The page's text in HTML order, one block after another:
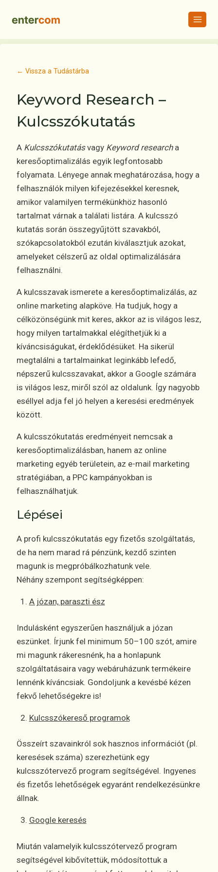
← Vissza a Tudástárba
Keyword Research –
Kulcsszókutatás
A Kulcsszókutatásvagy Keyword researcha
keresőoptimalizálás egyik legfontosabb
folyamata. Lényege annak meghatározása, hogy a
felhasználók milyen kifejezésekkel keresnek,
amikor valamilyen termékünkhöz hasonló
tartalmat várnak a találati listára. A kulcsszó
kutatás során összegyűjtött szavakból,
szókapcsolatokból ezután kiválasztjuk azokat,
amelyeket célszerű az oldal optimalizálására
felhasználni.
A kulcsszavak ismerete a keresőoptimalizálás, az
online marketing alapköve. Ha tudjuk, hogy a
célközönségünk mit keres, akkor az is világos lesz,
hogy milyen tartalmakkal elégíthetjük ki a
kíváncsiságukat, érdeklődésüket. Ha sikerül
megtalálni a tartalmainkat leginkább lefedő,
népszerű kulcsszavakat, akkor a Google számára
is világos lesz, miről szól az oldalunk. Így nagyobb
eséllyel adja fel jó helyen a keresési eredmények
között.
A kulcsszókutatás eredményeit nemcsak a
keresőoptimalizálásban, hanem az online
marketing egyéb területein, az e-mail marketing
stratégiában, a PPC kampányokban is
felhasználhatjuk.
Lépései
A profi kulcsszókutatás egy fizetős szolgáltatás,
de ha nem marad rá pénzünk, kezdő szinten
magunk is megpróbálkozhatunk vele.
Néhány szempont segítségképpen:
A józan, paraszti ész
Indulásként egyszerűen használjuk a józan
eszünket. Írjunk fel minimum 50–100 szót, amire
mi magunk rákeresnénk, ha a honlapunk
szolgáltatásaira vagy webáruházunk termékeire
lennénk kíváncsiak. Gondoljunk a kevésbé kézen
fekvő lehetőségekre is!
Kulcsszókereső programok
Összeírt szavainkról sok hasznos információt (pl.
keresések száma) szerezhetünk egy
kulcsszótervező program segítségével. Ingyenes
és fizetős lehetőségek egyaránt rendelkezésünkre
állnak.
Google keresés
Miután valamelyik kulcsszótervező program
segítségével kibővítettük, módosítottuk a